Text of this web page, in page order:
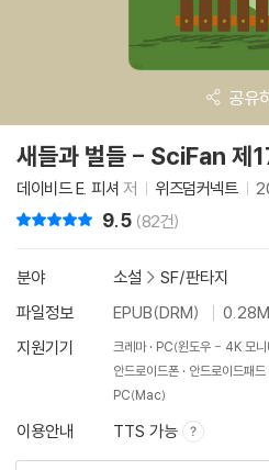
공유
새들과 벌들 - SciFan 제
데이비드 E. 피셔 저 위즈덤커넥트
9.5 (82건)
분야 소설 > SF/판타지
파일정보
EPUB(DRM)
지원기기
크레마 PC(윈도우 - 4K 모니
안드로이드폰
안드로이드패드
PC(Mac)
이용안내 TTS 가능